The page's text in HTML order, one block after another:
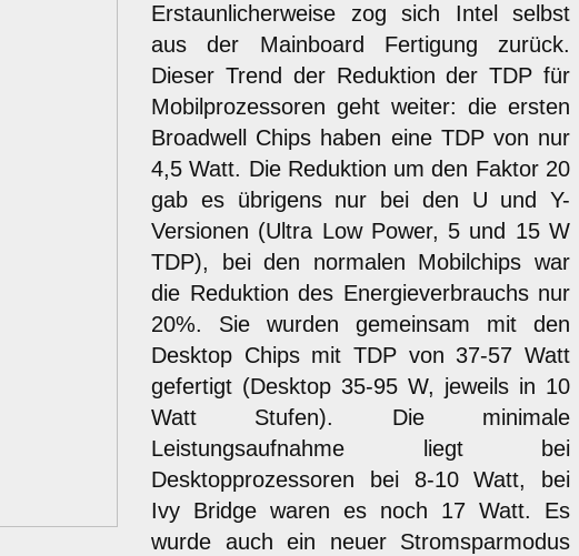
Erstaunlicherweise zog sich Intel selbst
aus der Mainboard Fertigung zurück.
Dieser Trend der Reduktion der TDP für
Mobilprozessoren geht weiter: die ersten
Broadwell Chips haben eine TDP von nur
4,5 Watt. Die Reduktion um den Faktor 20
gab es übrigens nur bei den U und Y-
Versionen (Ultra Low Power, 5 und 15 W
TDP), bei den normalen Mobilchips war
die Reduktion des Energieverbrauchs nur
20%. Sie wurden gemeinsam mit den
Desktop Chips mit TDP von 37-57 Watt
gefertigt (Desktop 35-95 W, jeweils in 10
Watt Stufen). Die minimale
Leistungsaufnahme liegt bei
Desktopprozessoren bei 8-10 Watt, bei
Ivy Bridge waren es noch 17 Watt. Es
wurde auch ein neuer Stromsparmodus